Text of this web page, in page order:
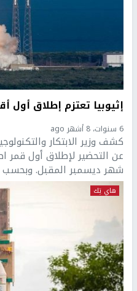
إثيوبيا تعتزم إطلاق أول
6 سنوات، 8 أشهر ago
كشف وزير الابتكار
عن التحضير لإطلاق أول قمر
شهر ديسمبر المقبل. وبحسب
هاي تِك